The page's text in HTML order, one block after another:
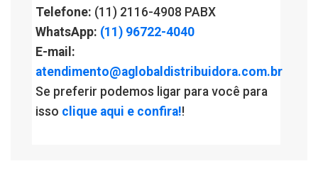
Telefone: (11) 2116-4908 PABX
WhatsApp: (11) 96722-4040
E-mail:
atendimento@aglobaldistribuidora.com.br
Se preferir podemos ligar para você para
isso clique aqui e confira!!